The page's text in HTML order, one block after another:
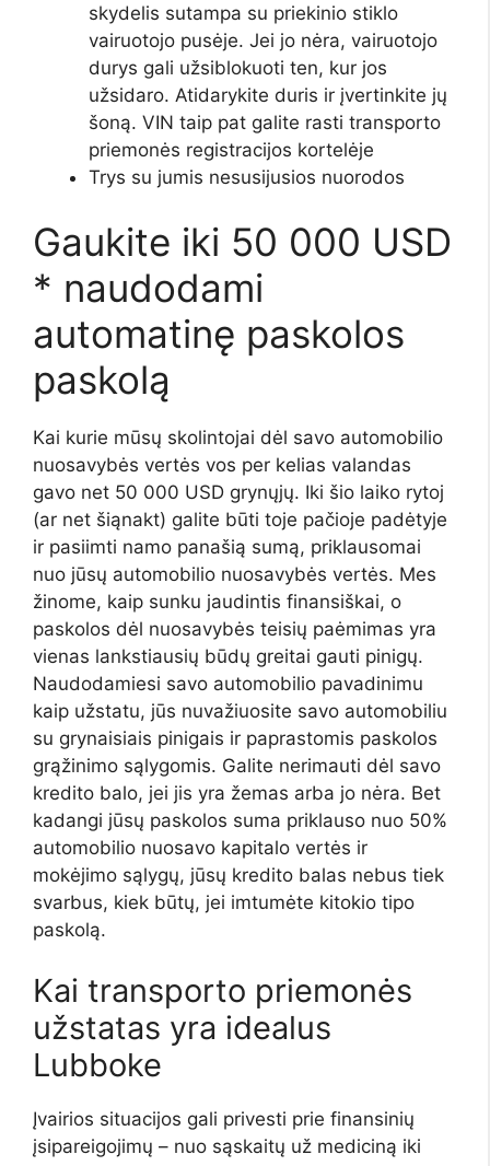
skydelis sutampa su priekinio stiklo
vairuotojo pusėje. Jei jo nėra, vairuotojo
durys gali užsiblokuoti ten, kur jos
užsidaro. Atidarykite duris ir įvertinkite jų
šoną. VIN taip pat galite rasti transporto
priemonės registracijos kortelėje
Trys su jumis nesusijusios nuorodos
Gaukite iki 50 000 USD
* naudodami
automatinę paskolos
paskolą
Kai kurie mūsų skolintojai dėl savo automobilio
nuosavybės vertės vos per kelias valandas
gavo net 50 000 USD grynųjų. Iki šio laiko rytoj
(ar net šiąnakt) galite būti toje pačioje padėtyje
ir pasiimti namo panašią sumą, priklausomai
nuo jūsų automobilio nuosavybės vertės. Mes
žinome, kaip sunku jaudintis finansiškai, o
paskolos dėl nuosavybės teisių paėmimas yra
vienas lankstiausių būdų greitai gauti pinigų.
Naudodamiesi savo automobilio pavadinimu
kaip užstatu, jūs nuvažiuosite savo automobiliu
su grynaisiais pinigais ir paprastomis paskolos
grąžinimo sąlygomis. Galite nerimauti dėl savo
kredito balo, jei jis yra žemas arba jo nėra. Bet
kadangi jūsų paskolos suma priklauso nuo 50%
automobilio nuosavo kapitalo vertės ir
mokėjimo sąlygų, jūsų kredito balas nebus tiek
svarbus, kiek būtų, jei imtumėte kitokio tipo
paskolą.
Kai transporto priemonės
užstatas yra idealus
Lubboke
Įvairios situacijos gali privesti prie finansinių
įsipareigojimų – nuo sąskaitų už mediciną iki